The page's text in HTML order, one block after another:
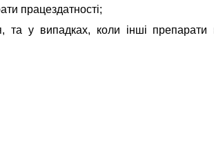
працездатності;
та у випадках, коли інші